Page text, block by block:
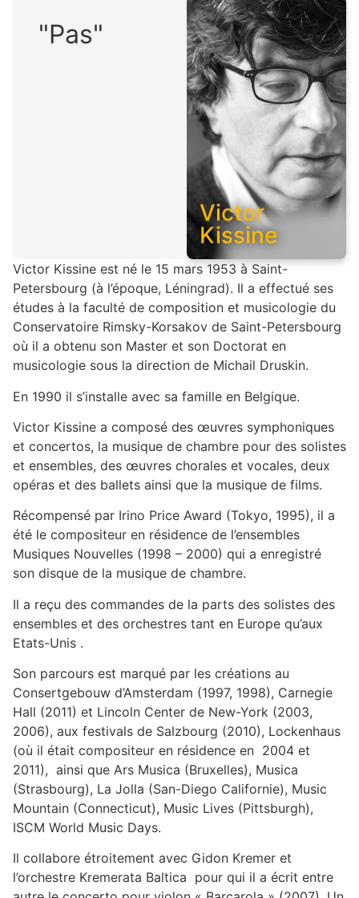
Victor
Kissine
"Pas"
Victor Kissine est né le 15 mars 1953 à Saint-
Petersbourg (à l’époque, Léningrad). Il a effectué ses
études à la faculté de composition et musicologie du
Conservatoire Rimsky-Korsakov de Saint-Petersbourg
où il a obtenu son Master et son Doctorat en
musicologie sous la direction de Michail Druskin.
En 1990 il s’installe avec sa famille en Belgique.
Victor Kissine a composé des œuvres symphoniques
et concertos, la musique de chambre pour des solistes
et ensembles, des œuvres chorales et vocales, deux
opéras et des ballets ainsi que la musique de films.
Récompensé par Irino Price Award (Tokyo, 1995), il a
été le compositeur en résidence de l’ensembles
Musiques Nouvelles (1998 – 2000) qui a enregistré
son disque de la musique de chambre.
Il a reçu des commandes de la parts des solistes des
ensembles et des orchestres tant en Europe qu’aux
Etats-Unis .
Son parcours est marqué par les créations au
Consertgebouw d’Amsterdam (1997, 1998), Carnegie
Hall (2011) et Lincoln Center de New-York (2003,
2006), aux festivals de Salzbourg (2010), Lockenhaus
(où il était compositeur en résidence en 2004 et
2011), ainsi que Ars Musica (Bruxelles), Musica
(Strasbourg), La Jolla (San-Diego Californie), Music
Mountain (Connecticut), Music Lives (Pittsburgh),
ISCM World Music Days.
Il collabore étroitement avec Gidon Kremer et
l’orchestre Kremerata Baltica pour qui il a écrit entre